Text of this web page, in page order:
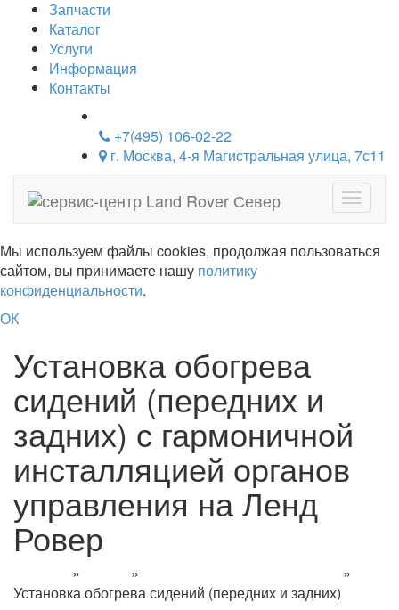
Запчасти
Каталог
Услуги
Информация
Контакты
+7(495) 106-02-22
г. Москва, 4-я Магистральная улица, 7с11
Мы используем файлы cookies, продолжая пользоваться
сайтом, вы принимаете нашу политику
конфиденциальности.
ОК
Установка обогрева
сидений (передних и
задних) с гармоничной
инсталляцией органов
управления на Ленд
Ровер
» »
»
Установка обогрева сидений (передних и задних)